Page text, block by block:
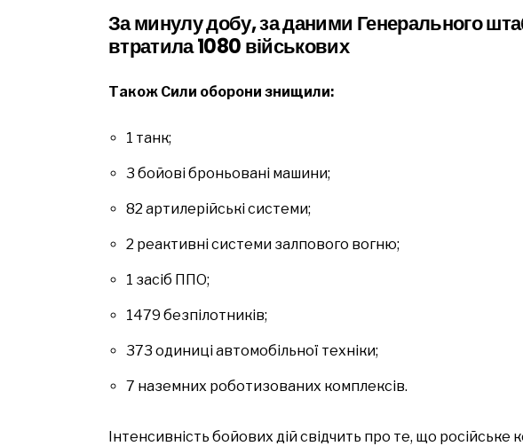
За минулу добу, за даними Генерального
втратила 1080 військових
Також Сили оборони знищили:
1 танк;
3 бойові броньовані машини;
82 артилерійські системи;
2 реактивні системи залпового вогню;
1 засіб ППО;
1479 безпілотників;
373 одиниці автомобільної техніки;
7 наземних роботизованих комплексів.
Інтенсивність бойових дій свідчить про те, що